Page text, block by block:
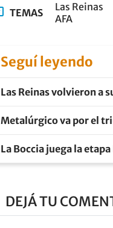
TEMAS Las Reinas
AFA
Seguí leyendo
Las Reinas volvieron a
Metalúrgico va por el
La Boccia juega la
DEJÁ TU